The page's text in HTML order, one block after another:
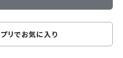
リでお気に入り